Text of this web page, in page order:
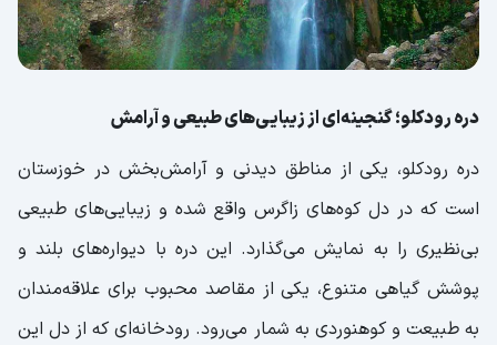
دره رودکلو؛ گنجینه‌ای از زیبایی‌های طبیعی و آرامش
دره رودکلو، یکی از مناطق دیدنی و آرامش‌بخش در خوزستان
است که در دل کوه‌های زاگرس واقع شده و زیبایی‌های طبیعی
بی‌نظیری را به نمایش می‌گذارد. این دره با دیواره‌های بلند و
پوشش گیاهی متنوع، یکی از مقاصد محبوب برای علاقه‌مندان
به طبیعت و کوهنوردی به شمار می‌رود. رودخانه‌ای که از دل این